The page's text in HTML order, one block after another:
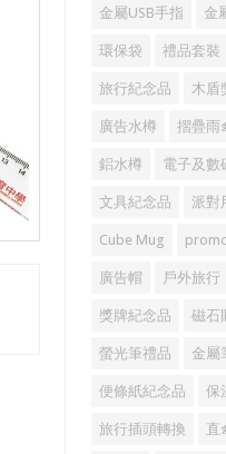
金屬USB手指 金
環保袋 禮品套裝
旅行紀念品 木盾
廣告水樽 摺疊雨
鋁水樽 電子及數
文具紀念品 派對
Cube Mug
廣告帽 戶外旅行
獎牌紀念品 磁石
螢光筆禮品 金屬
便條紙紀念品 保
旅行插頭轉換 直